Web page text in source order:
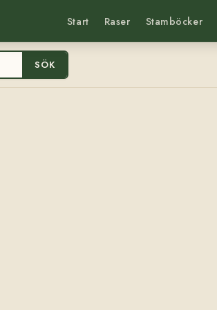
Start Raser Stamböcker
SÖK